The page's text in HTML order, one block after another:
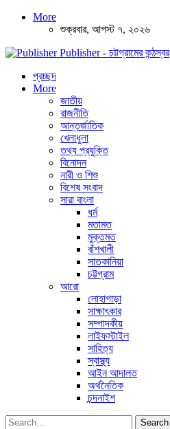
More
শুক্রবার, আগস্ট ৭, ২০২৬
Publisher - চট্টগ্রামের কন্ঠস্বর
প্রচ্ছদ
More
জাতীয়
রাজনীতি
আন্তর্জাতিক
খেলাধুলা
তথ্য প্রযুক্তি
বিনোদন
নারী ও শিশু
বিশেষ সংবাদ
সারা বাংলা
ধর্ম
মতামত
মুক্তমত
বাঁশখালী
সাতকানিয়া
চট্টগ্রাম
আরো
লোহাগাড়া
সাক্ষাৎকার
সম্পাদকীয়
লাইফস্টাইল
সাহিত্য
স্বাস্থ্য
আইন আদালত
অর্থনৈতিক
চন্দনাইশ